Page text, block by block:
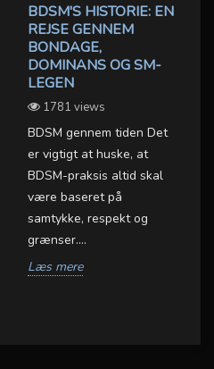
BDSM'S HISTORIE: EN
REJSE GENNEM
BONDAGE,
DOMINANS OG SM-
LEGEN
1781 views
BDSM gennem tiden Det
er vigtigt at huske, at
BDSM-praksis altid skal
være baseret på
samtykke, respekt og
grænser....
Læs mere